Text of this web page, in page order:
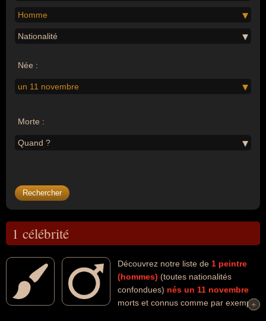
Homme
Nationalité
Née :
un 11 novembre
Morte :
Quand ?
1 célébrité
Découvrez notre liste de 1 peintre
(hommes) (toutes nationalités
confondues) nés un 11 novembre
morts et connus comme par exemple
+
+